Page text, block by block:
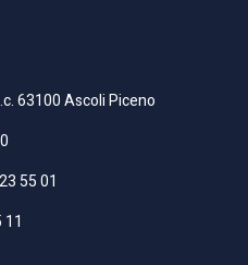
63100 Ascoli Piceno
55 01